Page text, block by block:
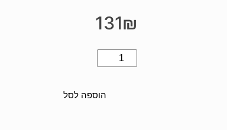
131₪
כמות
של
הוספה לסל